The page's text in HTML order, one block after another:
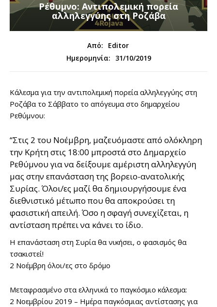
Ρέθυμνο: Αντιπολεμική πορεία
αλληλεγγύης στη Ροζάβα
Από:
Editor
Ημερομηνία:
31/10/2019
Κάλεσμα για την αντιπολεμική πορεία αλληλεγγύης στη
Ροζάβα το Σάββατο το απόγευμα στο δημαρχείου
Ρεθύμνου:
“Στις 2 του Νοέμβρη, μαζευόμαστε από ολόκληρη
την Κρήτη στις 18:00 μπροστά στο Δημαρχείο
Ρεθύμνου για να δείξουμε αμέριστη αλληλεγγύη
μας στην επανάσταση της βορειο-ανατολικής
Συρίας. Όλοι/ες μαζί θα δημιουργήσουμε ένα
διεθνιστικό μέτωπο που θα αποκρούσει τη
φασιστική απειλή. Όσο η σφαγή συνεχίζεται, η
αντίσταση πρέπει να κάνει το ίδιο.
Η επανάσταση στη Συρία θα νικήσει, ο φασισμός θα
τσακιστεί!
2 Νοέμβρη όλοι/ες στο δρόμο
Μεταφρασμένο στα ελληνικά το παγκόσμιο κάλεσμα:
2 Νοεμβρίου 2019 – Ημέρα παγκόσμιας αντίστασης για